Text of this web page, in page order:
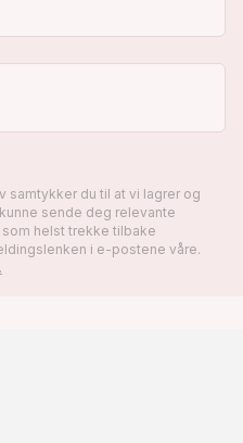
samtykker du til at vi lagrer og
sende deg relevante
helst trekke tilbake
i e-postene våre.